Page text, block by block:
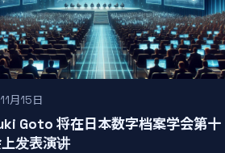
月15日
Goto 将在日本数字档案学会第十
发表演讲